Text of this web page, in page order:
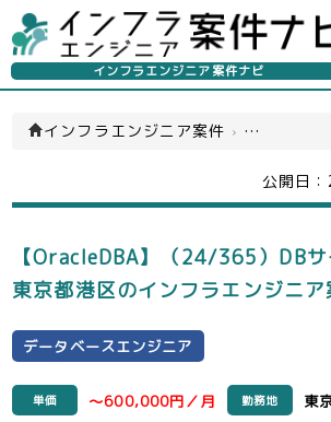
インフラエンジニア案件ナビ
インフラエンジニア案件 › データベー
公開日：
【OracleDBA】（24/365）DB
東京都港区のインフラエンジニア
データベースエンジニア
単価 ～600,000円／月 勤務地 東